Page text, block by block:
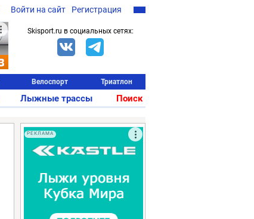
Войти на сайт Регистрация
Skisport.ru в социальных сетях:
Велоспорт Триатлон
Лыжные трассы Поиск
РЕКЛАМА